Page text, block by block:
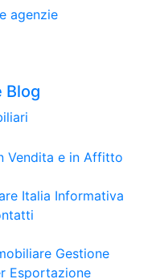
agenzie
Blog
Italia Informativa
Gestione
Esportazione